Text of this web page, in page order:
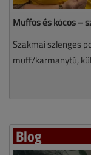
Muffos és kócos –
Szakmai szlenges
muff/karmanytú,
Blog